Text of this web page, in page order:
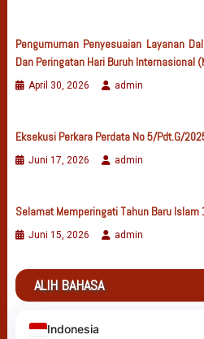
Pengumuman Penyesuaian Layanan
Dan Peringatan Hari Buruh Internasional
April 30, 2026 admin
Eksekusi Perkara Perdata No 5/Pdt.G/
Juni 17, 2026 admin
Selamat Memperingati Tahun Baru Islam
Juni 15, 2026 admin
ALIH BAHASA
Indonesia